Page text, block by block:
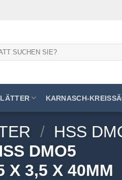
KARNASCH-
/ HSS
DMO5
X 3,5 X 40MM